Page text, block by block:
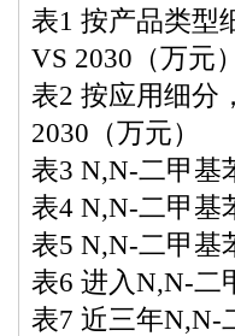
表1 按产品类型
VS 2030（万元）
表2 按应用细分
2030（万元）
表3 N,N-二甲基
表4 N,N-二甲基
表5 N,N-二甲基
表6 进入N,N-二
表7 近三年N,N-